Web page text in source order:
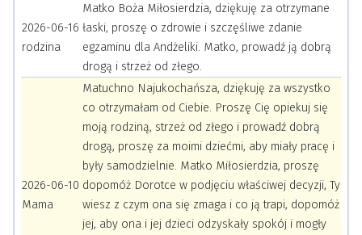
2026-06-16
rodzina
Matko Boża Miłosierdzia, dziękuję za otrzymane
łaski, proszę o zdrowie i szczęśliwe zdanie
egzaminu dla Andżeliki. Matko, prowadź ją dobrą
drogą i strzeż od złego.
2026-06-10
Mama
Matuchno Najukochańsza, dziękuję za wszystko
co otrzymałam od Ciebie. Proszę Cię opiekuj się
moją rodziną, strzeż od złego i prowadź dobrą
drogą, proszę za moimi dziećmi, aby miały pracę i
były samodzielnie. Matko Miłosierdzia, proszę
dopomóż Dorotce w podjęciu właściwej decyzji, Ty
wiesz z czym ona się zmaga i co ją trapi, dopomóż
jej, aby ona i jej dzieci odzyskały spokój i mogły